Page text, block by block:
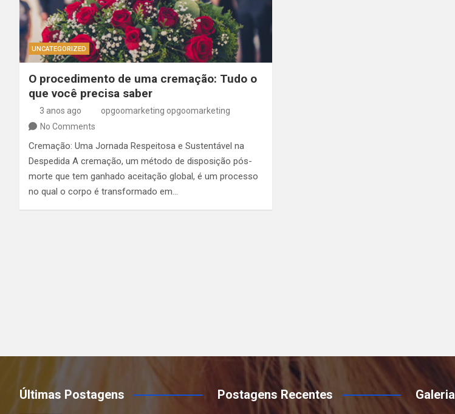
UNCATEGORIZED
O procedimento de uma cremação: Tudo o
que você precisa saber
3 anos ago
opgoomarketing opgoomarketing
No Comments
Cremação: Uma Jornada Respeitosa e Sustentável na
Despedida A cremação, um método de disposição pós-
morte que tem ganhado aceitação global, é um processo
no qual o corpo é transformado em…
Últimas Postagens Postagens Recentes Galeria